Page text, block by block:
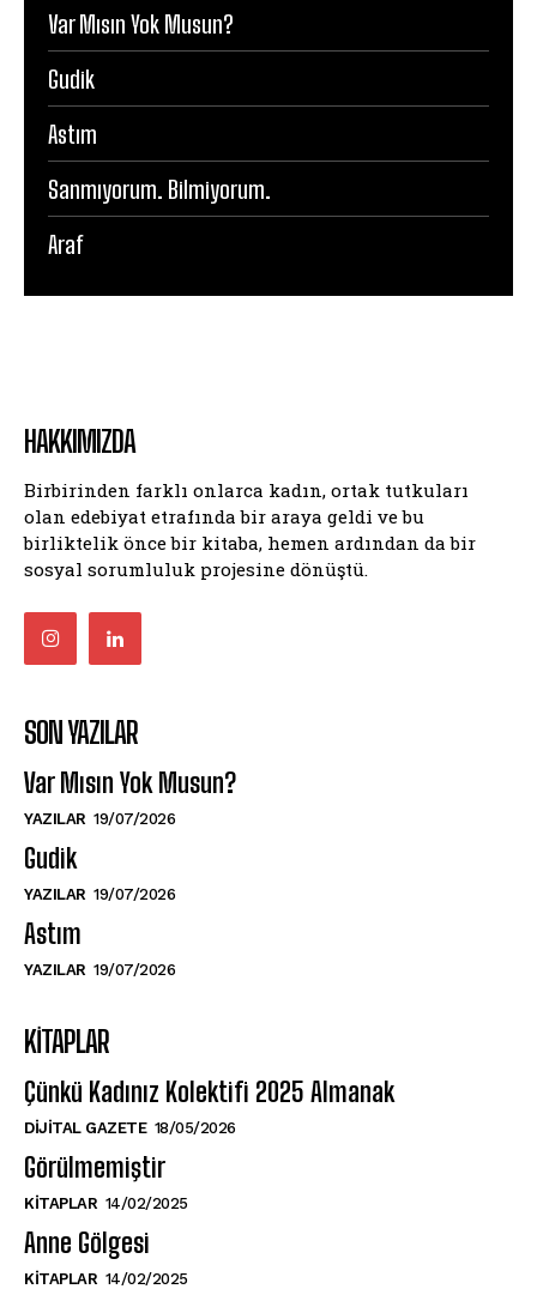
Var Mısın Yok Musun?
Gudik
Astım
Sanmıyorum. Bilmiyorum.
Araf
HAKKIMIZDA
Birbirinden farklı onlarca kadın, ortak tutkuları
olan edebiyat etrafında bir araya geldi ve bu
birliktelik önce bir kitaba, hemen ardından da bir
sosyal sorumluluk projesine dönüştü.
SON YAZILAR
Var Mısın Yok Musun?
YAZILAR 19/07/2026
Gudik
YAZILAR 19/07/2026
Astım
YAZILAR 19/07/2026
KITAPLAR
Çünkü Kadınız Kolektifi 2025 Almanak
DIJITAL GAZETE 18/05/2026
Görülmemiştir
KITAPLAR 14/02/2025
Anne Gölgesi
KITAPLAR 14/02/2025